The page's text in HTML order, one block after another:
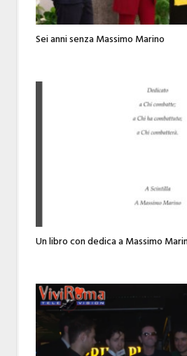
Sei anni senza Massimo Marino
Un libro con dedica a Massimo